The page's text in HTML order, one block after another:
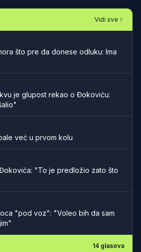
Vidi sve
što pre da donese odluku: Ima
je glupost rekao o Đokoviću:
već u prvom kolu
"To je predložio zato što
"pod voz": "Voleo bih da sam
14 glasova